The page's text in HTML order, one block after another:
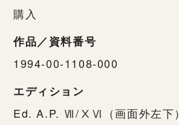
購入
作品／資料番号
1994-00-1108-000
エディション
Ed. A.P. Ⅶ/ⅩⅥ（画面外左下）